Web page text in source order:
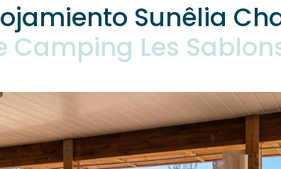
Sunêlia
Camping Les